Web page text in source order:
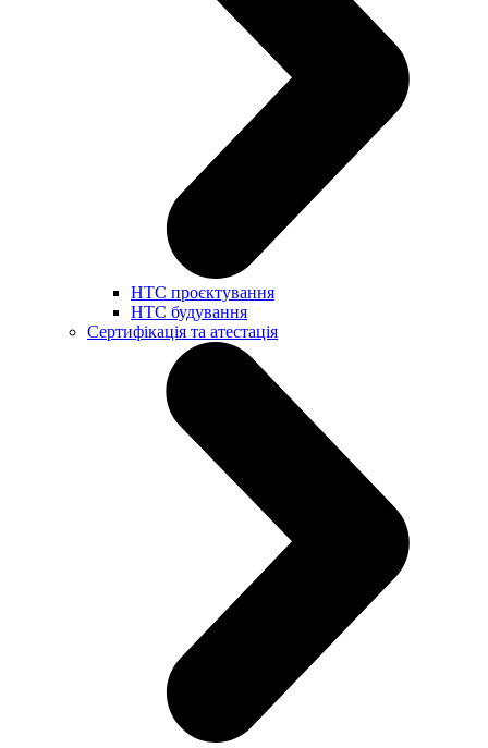
НТС проєктування
НТС будування
Сертифікація та атестація